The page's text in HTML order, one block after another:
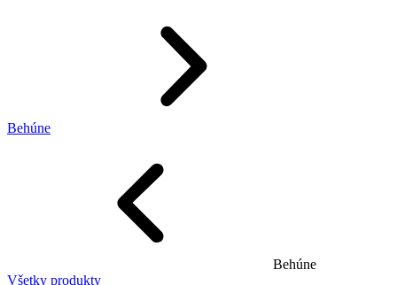
Behúne
Behúne
Všetky produkty